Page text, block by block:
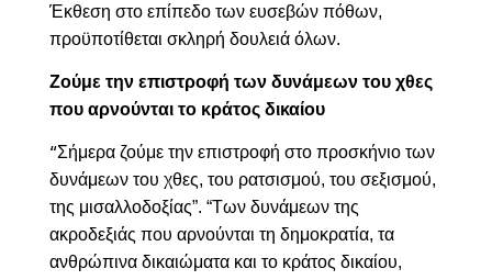
Έκθεση στο επίπεδο των ευσεβών πόθων,
προϋποτίθεται σκληρή δουλειά όλων.
Ζούμε την επιστροφή των δυνάμεων του χθες
που αρνούνται το κράτος δικαίου
“Σήμερα ζούμε την επιστροφή στο προσκήνιο των
δυνάμεων του χθες, του ρατσισμού, του σεξισμού,
της μισαλλοδοξίας”. “Των δυνάμεων της
ακροδεξιάς που αρνούνται τη δημοκρατία, τα
ανθρώπινα δικαιώματα και το κράτος δικαίου,